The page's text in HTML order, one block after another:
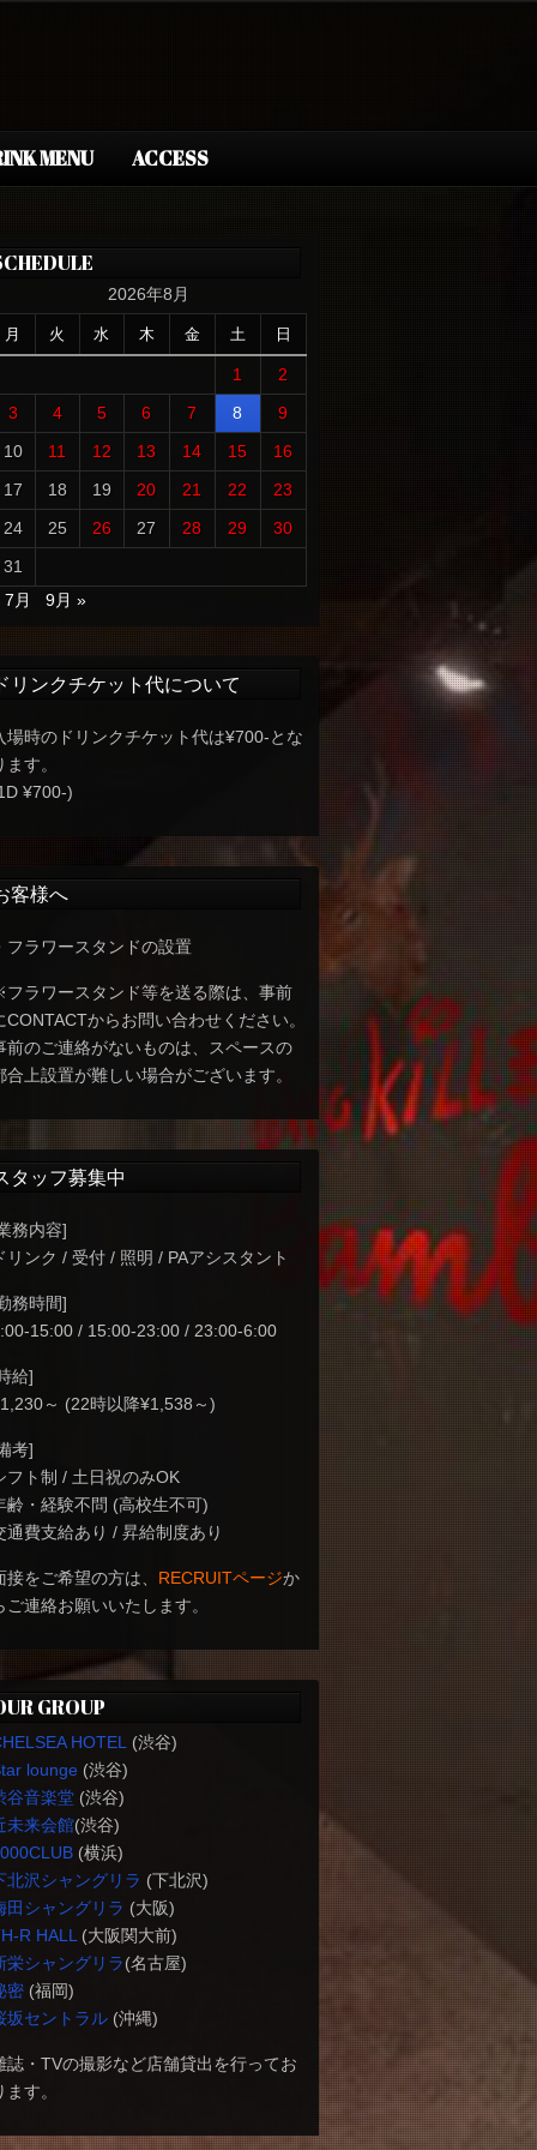
MENU ACCESS
2026年8月
月 火 水 木 金 土 日
1
2
3
4 5 6 7 8
9
10
11 12 13 14 15
16
17
18 19 20 21 22
23
24
25 26 27 28 29
30
31
7月
9月 »
リンクチケット代について
場時のドリンクチケット代は¥700-とな
ます。
¥700-)
客様へ
フラワースタンドの設置
ラワースタンド等を送る際は、事前
CONTACTからお問い合わせください。
前のご連絡がないものは、スペースの
合上設置が難しい場合がございます。
タッフ募集中
務内容]
リンク / 受付 / 照明 / PAアシスタント
務時間]
15:00 / 15:00-23:00 / 23:00-6:00
給]
～ (22時以降¥1,538～)
考]
フト制 / 土日祝のみOK
齢・経験不問 (高校生不可)
通費支給あり / 昇給制度あり
接をご希望の方は、 RECRUITページか
ご連絡お願いいたします。
GROUP
HOTEL
(渋谷)
lounge(渋谷)
谷音楽堂(渋谷)
未来会館(渋谷)
(横浜)
北沢シャングリラ (下北沢)
田シャングリラ (大阪)
R HALL (大阪関大前)
栄シャングリラ(名古屋)
密(福岡)
坂セントラル(沖縄)
誌・TVの撮影など店舗貸出を行ってお
ます。